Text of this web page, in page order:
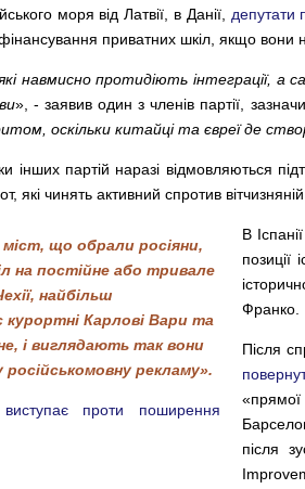
моря від Латвії, в Данії, депутати
приватних шкіл, якщо вони
навмисно протидіють інтеграції,
», - заявив один з членів партії,
оскільки китайці та євреї де
інших партій наразі відмовляються
які чинять активний спротив
що обрали росіяни,
на постійне або тривале
найбільш
курортні Карлові Вари та
і виглядають так вони
рекламу».
проти поширення
В
позиції
Франко.
Після
після